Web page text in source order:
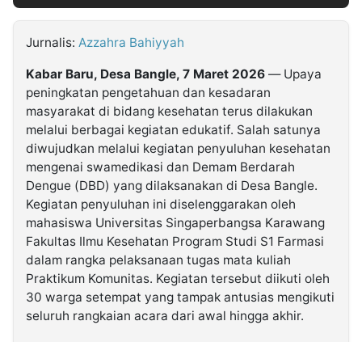
Kabarbaru.co
2026
Kabarbaru
Media
Holding
Jurnalis: Azzahra Bahiyyah
Kabar Baru, Desa Bangle, 7 Maret 2026 — Upaya
peningkatan pengetahuan dan kesadaran
masyarakat di bidang kesehatan terus dilakukan
melalui berbagai kegiatan edukatif. Salah satunya
diwujudkan melalui kegiatan penyuluhan kesehatan
mengenai swamedikasi dan Demam Berdarah
Dengue (DBD) yang dilaksanakan di Desa Bangle.
Kegiatan penyuluhan ini diselenggarakan oleh
mahasiswa Universitas Singaperbangsa Karawang
Fakultas Ilmu Kesehatan Program Studi S1 Farmasi
dalam rangka pelaksanaan tugas mata kuliah
Praktikum Komunitas. Kegiatan tersebut diikuti oleh
30 warga setempat yang tampak antusias mengikuti
seluruh rangkaian acara dari awal hingga akhir.